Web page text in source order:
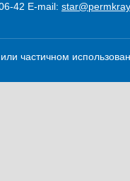
42 E-mail:
частичном